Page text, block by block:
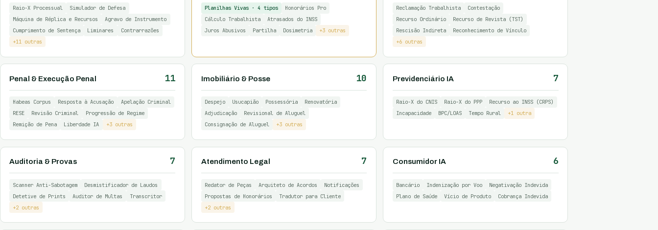
Raio-X Processual
Simulador de Defesa
Máquina de Réplica e Recursos
Agravo de Instrumento
Cumprimento de Sentença
Liminares
Contrarrazões
+11 outras
Planilhas Vivas · 4 tipos
Honorários Pro
Cálculo Trabalhista
Atrasados do INSS
Juros Abusivos
Partilha Dosimetria +3 outras
Reclamação Trabalhista
Contestação
Recurso Ordinário
Recurso de Revista (TST)
Rescisão Indireta
Reconhecimento de Vínculo
+6 outras
Penal & Execução Penal 11
Habeas Corpus Resposta à Acusação
Apelação Criminal
RESE
Revisão Criminal
Progressão de Regime
Remição de Pena
Liberdade IA +3 outras
Imobiliário & Posse 10
Despejo Usucapião Possessória
Renovatória
Adjudicação
Revisional de Aluguel
Consignação de Aluguel
+3 outras
Previdenciário IA 7
Raio-X do CNIS Raio-X do PPP
Recurso ao INSS (CRPS)
Incapacidade
BPC/LOAS Tempo Rural +1 outra
Auditoria & Provas 7
Scanner Anti-Sabotagem
Desmistificador de Laudos
Detetive de Prints
Auditor de Multas
Transcritor
+2 outras
Atendimento Legal 7
Redator de Peças Arquiteto de Acordos
Notificações
Propostas de Honorários
Tradutor para Cliente
+2 outras
Consumidor IA 6
Bancário Indenização por Voo
Negativação Indevida
Plano de Saúde
Vício de Produto Cobrança Indevida